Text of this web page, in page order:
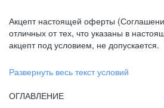
Акцепт настоящей оферты
отличных от тех, что указаны в
акцепт под условием, не допускается.
Развернуть весь текст условий
ОГЛАВЛЕНИЕ